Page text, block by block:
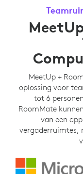
MeetUp +
oplossing voor
tot 6
RoomMate
van een
vergaderruimtes,